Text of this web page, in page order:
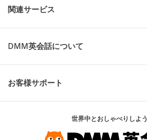
関連サービス
DMM英会話について
お客様サポート
世界中とおしゃべりしよう